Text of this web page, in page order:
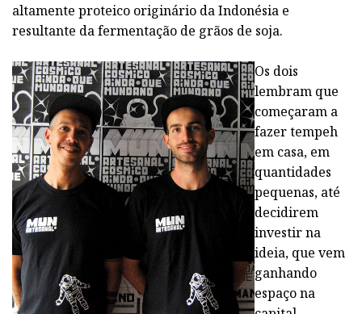
altamente proteico originário da Indonésia e
resultante da fermentação de grãos de soja.
Os dois
lembram que
começaram a
fazer tempeh
em casa, em
quantidades
pequenas, até
decidirem
investir na
ideia, que vem
ganhando
espaço na